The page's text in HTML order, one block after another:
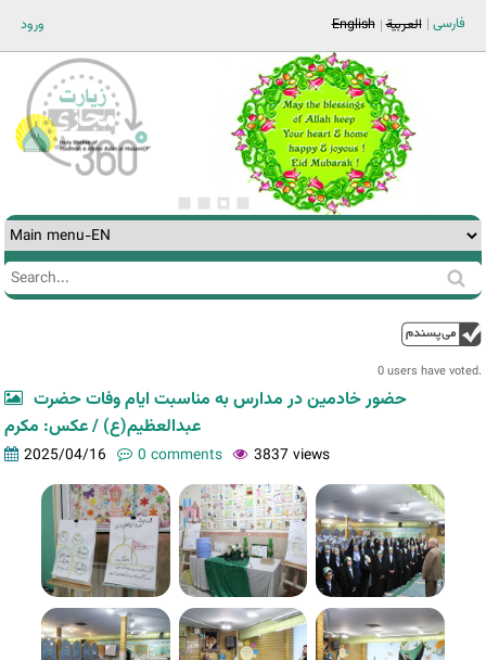
ورود فارسی العربية English
Search
Search
0 users have voted.
حضور خادمین در مدارس به مناسبت ایام وفات حضرت
عبدالعظیم(ع) / عکس: مکرم
2025/04/16 0 comments 3837 views